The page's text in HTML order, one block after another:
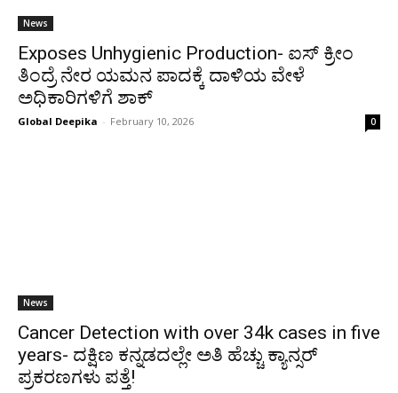
News
Exposes Unhygienic Production- ಐಸ್ ಕ್ರೀಂ
ತಿಂದ್ರೆ ನೇರ ಯಮನ ಪಾದಕ್ಕೆ ದಾಳಿಯ ವೇಳೆ
ಅಧಿಕಾರಿಗಳಿಗೆ ಶಾಕ್
Global Deepika - February 10, 2026 0
News
Cancer Detection with over 34k cases in five
years- ದಕ್ಷಿಣ ಕನ್ನಡದಲ್ಲೇ ಅತಿ ಹೆಚ್ಚು ಕ್ಯಾನ್ಸರ್
ಪ್ರಕರಣಗಳು ಪತ್ತೆ!